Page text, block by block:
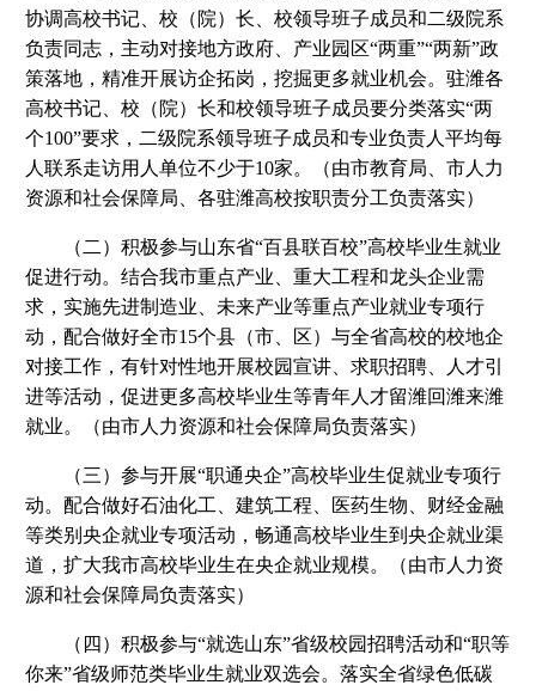
协调高校书记、校（院）长、校领导班子成员和二级院系
负责同志，主动对接地方政府、产业园区“两重”“两新”政
策落地，精准开展访企拓岗，挖掘更多就业机会。驻潍各
高校书记、校（院）长和校领导班子成员要分类落实“两
个100”要求，二级院系领导班子成员和专业负责人平均每
人联系走访用人单位不少于10家。（由市教育局、市人力
资源和社会保障局、各驻潍高校按职责分工负责落实）
（二）积极参与山东省“百县联百校”高校毕业生就业
促进行动。结合我市重点产业、重大工程和龙头企业需
求，实施先进制造业、未来产业等重点产业就业专项行
动，配合做好全市15个县（市、区）与全省高校的校地企
对接工作，有针对性地开展校园宣讲、求职招聘、人才引
进等活动，促进更多高校毕业生等青年人才留潍回潍来潍
就业。（由市人力资源和社会保障局负责落实）
（三）参与开展“职通央企”高校毕业生促就业专项行
动。配合做好石油化工、建筑工程、医药生物、财经金融
等类别央企就业专项活动，畅通高校毕业生到央企就业渠
道，扩大我市高校毕业生在央企就业规模。（由市人力资
源和社会保障局负责落实）
（四）积极参与“就选山东”省级校园招聘活动和“职等
你来”省级师范类毕业生就业双选会。落实全省绿色低碳